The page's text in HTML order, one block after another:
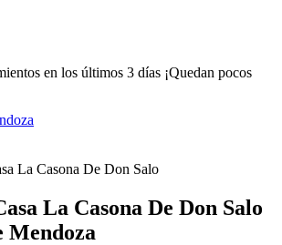
en los últimos 3 días ¡Quedan pocos
La Casona De Don Salo
La Casona De Don Salo
Mendoza